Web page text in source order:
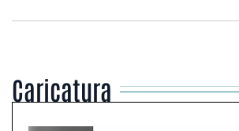
Caricatura